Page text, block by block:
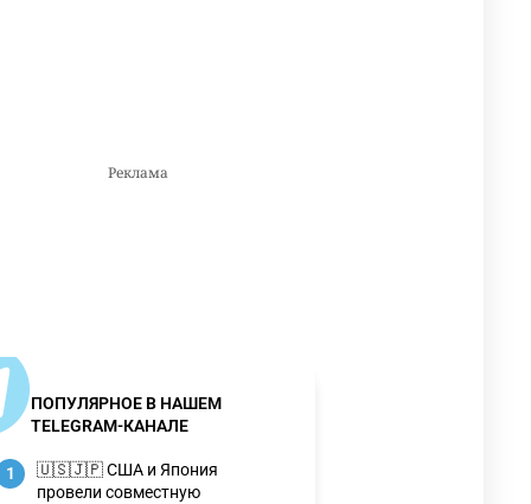
ПОПУЛЯРНОЕ В НАШЕМ
TELEGRAM-КАНАЛЕ
1
🇺🇸🇯🇵 США и Япония
провели совместную